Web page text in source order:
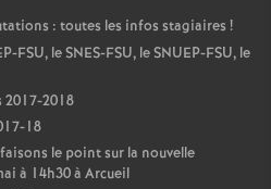
: toutes les infos stagiaires !
-FSU, leSNES-FSU, leSNUEP-FSU, le
2018
18
le point sur la nouvelle
à 14h30 à Arcueil